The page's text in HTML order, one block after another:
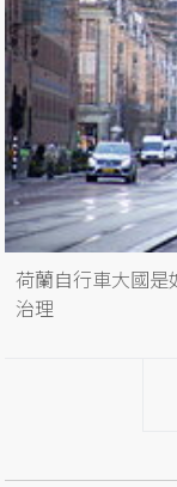
荷蘭自行車大國是
治理